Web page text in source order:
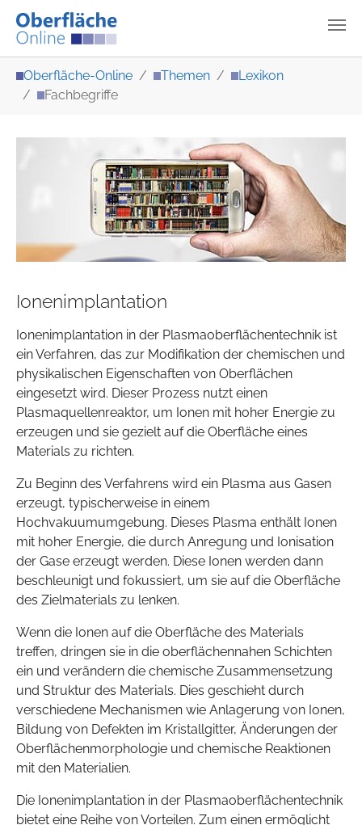
Oberfläche-Online Themen
Lexikon
Fachbegriffe
Ionenimplantation
Ionenimplantation in der Plasmaoberflächentechnik ist
ein Verfahren, das zur Modifikation der chemischen und
physikalischen Eigenschaften von Oberflächen
eingesetzt wird. Dieser Prozess nutzt einen
Plasmaquellenreaktor, um Ionen mit hoher Energie zu
erzeugen und sie gezielt auf die Oberfläche eines
Materials zu richten.
Zu Beginn des Verfahrens wird ein Plasma aus Gasen
erzeugt, typischerweise in einem
Hochvakuumumgebung. Dieses Plasma enthält Ionen
mit hoher Energie, die durch Anregung und Ionisation
der Gase erzeugt werden. Diese Ionen werden dann
beschleunigt und fokussiert, um sie auf die Oberfläche
des Zielmaterials zu lenken.
Wenn die Ionen auf die Oberfläche des Materials
treffen, dringen sie in die oberflächennahen Schichten
ein und verändern die chemische Zusammensetzung
und Struktur des Materials. Dies geschieht durch
verschiedene Mechanismen wie Anlagerung von Ionen,
Bildung von Defekten im Kristallgitter, Änderungen der
Oberflächenmorphologie und chemische Reaktionen
mit den Materialien.
Die Ionenimplantation in der Plasmaoberflächentechnik
bietet eine Reihe von Vorteilen. Zum einen ermöglicht